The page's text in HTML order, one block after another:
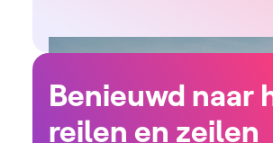
Benieuwd naar
reilen en zeilen